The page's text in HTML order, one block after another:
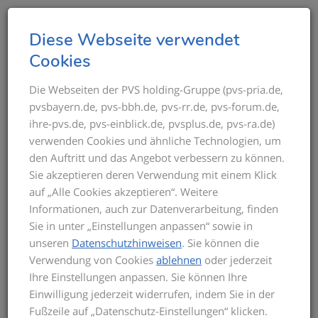
Diese Webseite verwendet
Cookies
Die Webseiten der PVS holding-Gruppe (pvs-pria.de,
pvsbayern.de, pvs-bbh.de, pvs-rr.de, pvs-forum.de,
ihre-pvs.de, pvs-einblick.de, pvsplus.de, pvs-ra.de)
verwenden Cookies und ähnliche Technologien, um
den Auftritt und das Angebot verbessern zu können.
Sie akzeptieren deren Verwendung mit einem Klick
auf „Alle Cookies akzeptieren“. Weitere
Informationen, auch zur Datenverarbeitung, finden
Sie in unter „Einstellungen anpassen“ sowie in
unseren Datenschutzhinweisen. Sie können die
Verwendung von Cookies ablehnen oder jederzeit
Ihre Einstellungen anpassen. Sie können Ihre
Einwilligung jederzeit widerrufen, indem Sie in der
Fußzeile auf „Datenschutz-Einstellungen“ klicken.
PVS FORUM – ORT DES
WISSENS & AUSTAUSCHS
Das PVS forum bietet Ärzten und ihren Teams ein
umfassendes Seminarprogramm mit praxisnahen